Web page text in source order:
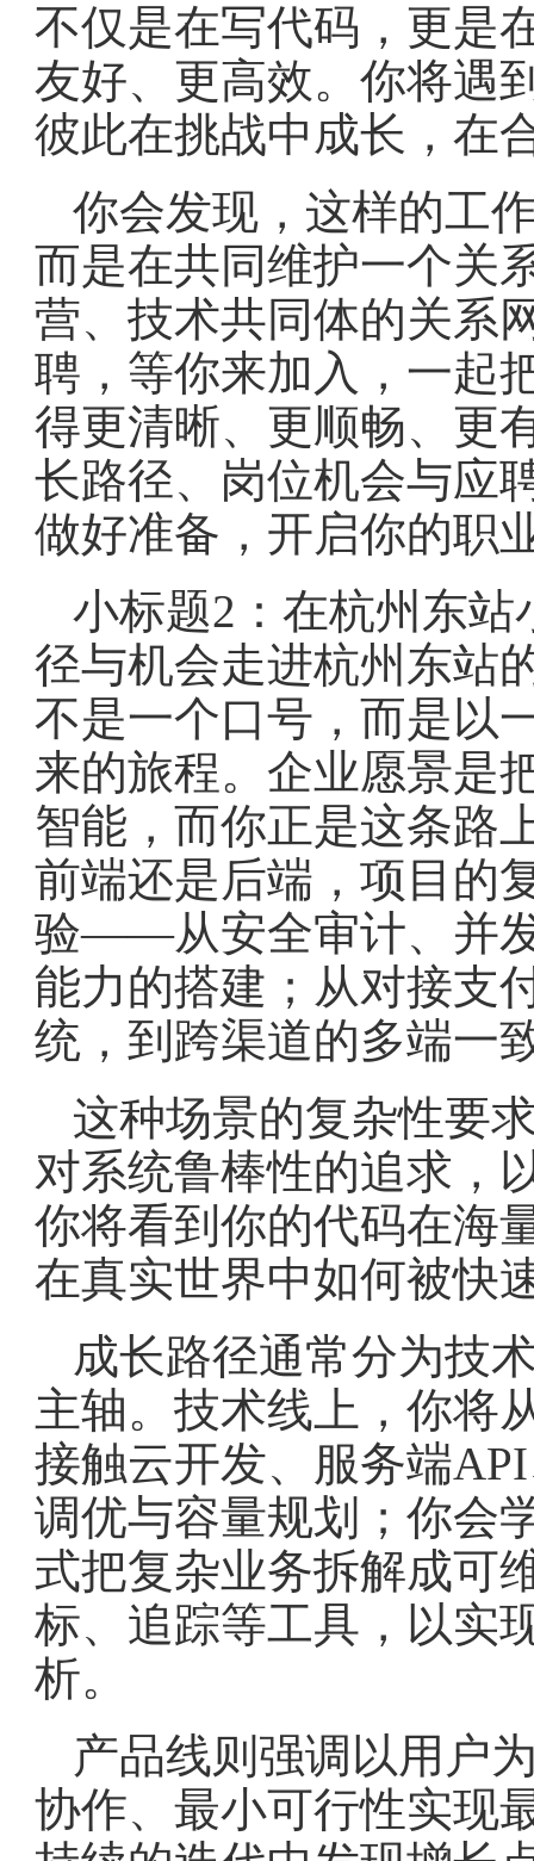
不仅是在写代码，更是
友好、更高效。你将遇
彼此在挑战中成长，在
你会发现，这样的工
而是在共同维护一个
营、技术共同体的关系
聘，等你来加入，一起
得更清晰、更顺畅、更
长路径、岗位机会与应
做好准备，开启你的职
小标题2：在杭州东
径与机会走进杭州东站
不是一个口号，而是以
来的旅程。企业愿景是
智能，而你正是这条路
前端还是后端，项目的
验——从安全审计、并
能力的搭建；从对接支
统，到跨渠道的多端一
这种场景的复杂性要
对系统鲁棒性的追求，
你将看到你的代码在海
在真实世界中如何被快
成长路径通常分为技
主轴。技术线上，你将
接触云开发、服务端
调优与容量规划；你会
式把复杂业务拆解成可
标、追踪等工具，以实
析。
产品线则强调以用户
协作、最小可行性实现